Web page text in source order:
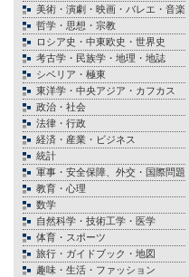
美術・演劇・映画・バレエ・音楽
哲学・思想・宗教
ロシア史・中東欧史・世界史
考古学・民族学・地理・地誌
シベリア・極東
東洋学・中央アジア・カフカス
政治・社会
法律・行政
経済・産業・ビジネス
統計
軍事・安全保障、外交・国際問題
教育・心理
数学
自然科学・技術工学・医学
体育・スポーツ
旅行・ガイドブック・地図
趣味・生活・ファッション